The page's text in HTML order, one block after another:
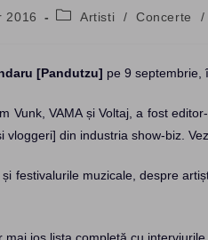
2016
PostArtisti / Concerte /
[Pandutzu] pe 9 septembrie,
Vunk, VAMA și Voltaj, a fost
din industria show-biz.
festivalurile muzicale, despre